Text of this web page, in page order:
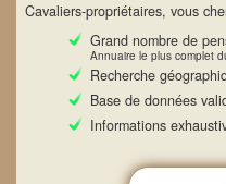
Cavaliers-propriétaires, vous
Grand nombre de
Annuaire le plus complet
Recherche
Base de données
Informations